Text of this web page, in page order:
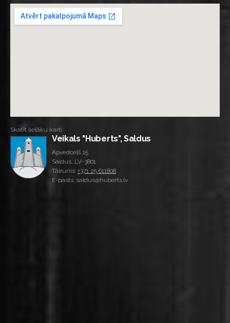
Skatīt lielāku karti
Veikals "Huberts", Saldus
Apvedceļš 15
Saldus, LV-3801
Tālrunis: +371 25 611808
E-pasts: saldus@huberts.lv